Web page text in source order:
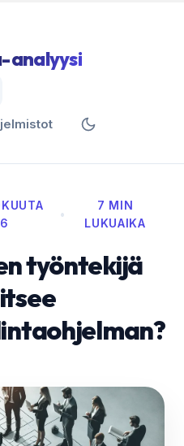
analyysi
•
7 MIN
LUKUAIKA
työntekijä